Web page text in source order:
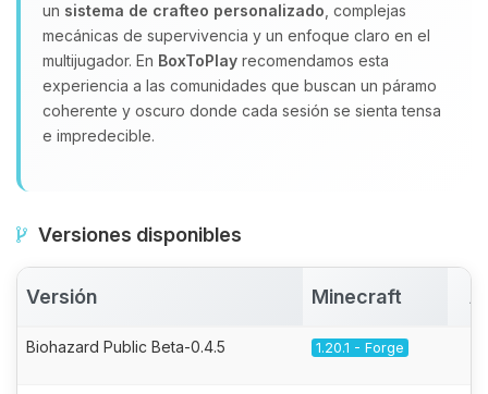
un sistema de crafteo personalizado , complejas
mecánicas de supervivencia y un enfoque claro en el
multijugador. En BoxToPlay recomendamos esta
experiencia a las comunidades que buscan un páramo
coherente y oscuro donde cada sesión se sienta tensa
e impredecible.
Versiones disponibles
Versión Minecraft
Biohazard Public Beta-0.4.5 1.20.1 - Forge